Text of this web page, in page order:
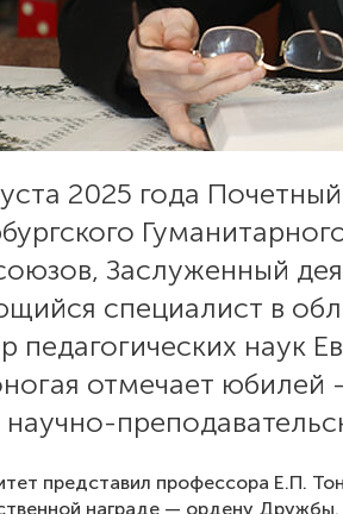
2025 года
Заслуженный
специалист в
педагогических наук
отмечает
научно-
представил профессора Е.П.
награде — ордену Дружбы.